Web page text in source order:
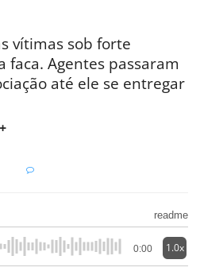
vítimas sob forte
faca. Agentes passaram
até ele se entregar
readme
0:00 1.0x